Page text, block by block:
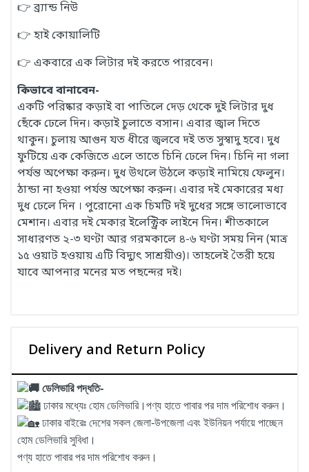
👉 ব্র্যান্ড নিউ
👉 হাই কোয়ালিটি
👉 একবারে এক লিটার দই করতে পারবেন।
কিভাবে বানাবেন-
একটি পরিষ্কার কড়াই বা পাতিলে দেড় থেকে দুই লিটার দুধ
ছেঁকে ঢেলে দিন। কড়াই চুলাতে বসান। এবার জ্বাল দিতে
থাকুন। চুলায় আগুন যত ধীরে জ্বলবে দই তত সুস্বাদু হবে। দুধ
ফুটিয়ে এক কেজিতে এলে তাতে চিনি ঢেলে দিন। চিনি না গলা
পর্যন্ত অপেক্ষা করুন। দুধ উথলে উঠলে কড়াই নামিয়ে ফেলুন।
ঠান্ডা না হওয়া পর্যন্ত অপেক্ষা করুন। এবার দই মেকারের মধ্য
দুধ ঢেলে দিন । পুরোনো এক চিমটি দই দুধের সঙ্গে ভালোভাবে
মেশান। এবার দই মেকার ইলেক্ট্রিক লাইনে দিন। শীতকালে
সাধারণত ২-৩ ঘণ্টা আর গরমকালে ৪-৬ ঘণ্টা সময় নিন (মাত্র
১৫ ওয়াট হওয়ায় এটি বিদ্যুৎ সাশ্রয়ীও)। তাহলেই তৈরী হয়ে
যাবে আপনার মনের মত পছন্দের দই।
Delivery and Return Policy
ডেলিভারি পদ্ধতি-
ঢাকার মধ্যেঃ হোম ডেলিভারি।পণ্য হাতে পাবার পর দাম পরিশোধ করুন।
ঢাকার বাইরেঃ দেশের সকল জেলা-উপজেলা এবং ইউনিয়ন পর্যায়ে পাচ্ছেন
হোম ডেলিভারি সুবিধা।
পণ্য হাতে পাবার পর দাম পরিশোধ করুন।